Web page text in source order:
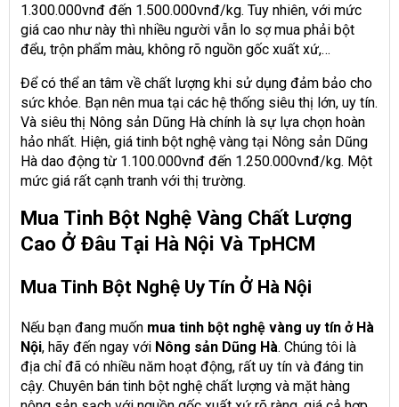
1.300.000vnđ đến 1.500.000vnđ/kg. Tuy nhiên, với mức
giá cao như này thì nhiều người vẫn lo sợ mua phải bột
đểu, trộn phẩm màu, không rõ nguồn gốc xuất xứ,…
Để có thể an tâm về chất lượng khi sử dụng đảm bảo cho
sức khỏe. Bạn nên mua tại các hệ thống siêu thị lớn, uy tín.
Và siêu thị Nông sản Dũng Hà chính là sự lựa chọn hoàn
hảo nhất. Hiện, giá tinh bột nghệ vàng tại Nông sản Dũng
Hà dao động từ 1.100.000vnđ đến 1.250.000vnđ/kg. Một
mức giá rất cạnh tranh với thị trường.
Mua Tinh Bột Nghệ Vàng Chất Lượng
Cao Ở Đâu Tại Hà Nội Và TpHCM
Mua Tinh Bột Nghệ Uy Tín Ở Hà Nội
Nếu bạn đang muốn mua tinh bột nghệ vàng uy tín ở Hà
Nội, hãy đến ngay với Nông sản Dũng Hà. Chúng tôi là
địa chỉ đã có nhiều năm hoạt động, rất uy tín và đáng tin
cậy. Chuyên bán tinh bột nghệ chất lượng và mặt hàng